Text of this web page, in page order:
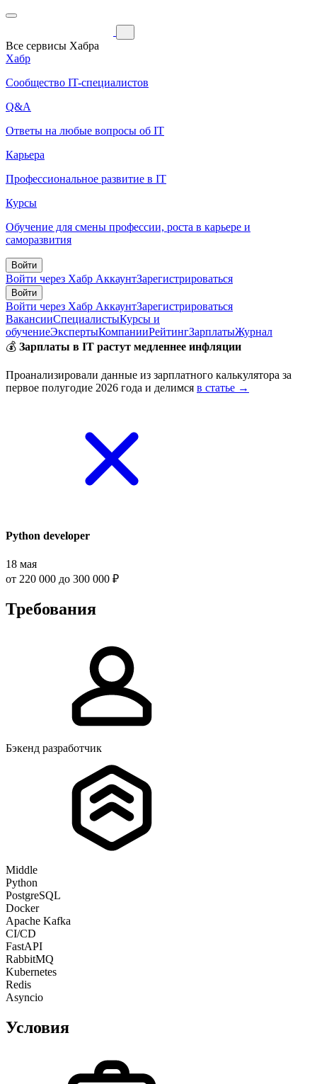
Все сервисы Хабра
Хабр
Сообщество IT-специалистов
Q&A
Ответы на любые вопросы об IT
Карьера
Профессиональное развитие в IT
Курсы
Обучение для смены профессии, роста в карьере и
саморазвития
Войти
Войти через Хабр АккаунтЗарегистрироваться
Войти
Войти через Хабр АккаунтЗарегистрироваться
ВакансииСпециалистыКурсы и
обучениеЭкспертыКомпанииРейтингЗарплатыЖурнал
💰 Зарплаты в IT растут медленнее инфляции
Проанализировали данные из зарплатного калькулятора за
первое полугодие 2026 года и делимся в статье →
Python developer
18 мая
от 220 000 до 300 000 ₽
Требования
Бэкенд разработчик
Middle
Python
PostgreSQL
Docker
Apache Kafka
CI/CD
FastAPI
RabbitMQ
Kubernetes
Redis
Asyncio
Условия